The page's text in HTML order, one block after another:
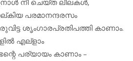
നീ ചെയ്ത ലീലകള്‍,
പരമാനന്ദരസം
ശൃംഗാരപ്രതിപത്തി കാണാം.
എല്‌ളാം
പര്യായം കാണാം –